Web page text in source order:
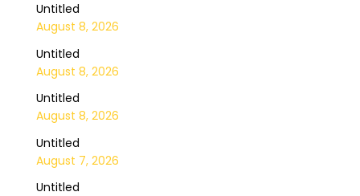
Untitled
August 8, 2026
Untitled
August 8, 2026
Untitled
August 8, 2026
Untitled
August 7, 2026
Untitled